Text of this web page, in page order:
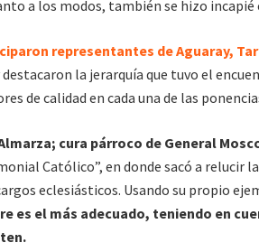
a los modos, también se hizo incapié
representantes deAguaray,
destacaron la jerarquía que tuvo el
de calidad en cada una de las
cura párroco de General
Católico”, en donde sacó a relucir
eclesiásticos. Usando su propio
es el más adecuado, teniendo en